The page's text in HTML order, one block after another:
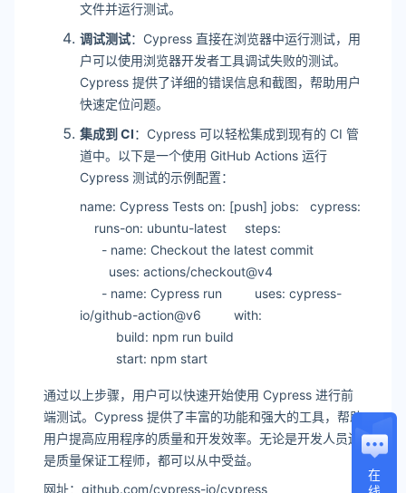
文件并运行测试。
调试测试：Cypress 直接在浏览器中运行测试，用
户可以使用浏览器开发者工具调试失败的测试。
Cypress 提供了详细的错误信息和截图，帮助用户
快速定位问题。
集成到 CI：Cypress 可以轻松集成到现有的 CI 管
道中。以下是一个使用 GitHub Actions 运行
Cypress 测试的示例配置：
name: Cypress Tests on: [push] jobs: cypress:
runs-on: ubuntu-latest steps:
- name: Checkout the latest commit
uses: actions/checkout@v4
- name: Cypress run uses: cypress-
io/github-action@v6 with:
build: npm run build
start: npm start
通过以上步骤，用户可以快速开始使用 Cypress 进行前
端测试。Cypress 提供了丰富的功能和强大的工具，帮助
用户提高应用程序的质量和开发效率。无论是开发人员还
是质量保证工程师，都可以从中受益。
网址：github.com/cypress-io/cypress
在